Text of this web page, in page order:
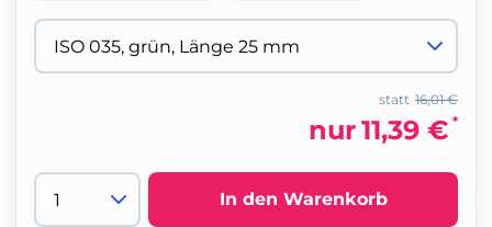
16,01 €
statt
nur11,39 € *
In den Warenkorb